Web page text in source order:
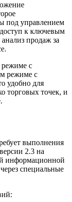
под управлением
к ключевым
продаж за
режиме с
режиме с
удобно для
торговых точек, и
выполнения
2.3 на
информационной
специальные